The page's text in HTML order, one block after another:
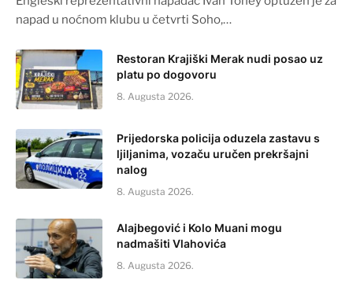
napad u noćnom klubu u četvrti Soho,…
Restoran Krajiški Merak nudi posao uz
platu po dogovoru
8. Augusta 2026.
Prijedorska policija oduzela zastavu s
ljiljanima, vozaču uručen prekršajni
nalog
8. Augusta 2026.
Alajbegović i Kolo Muani mogu
nadmašiti Vlahovića
8. Augusta 2026.